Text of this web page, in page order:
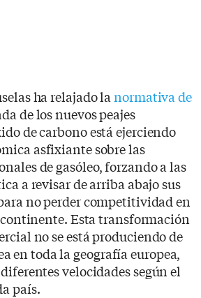
ha relajado lanormativa de
de los nuevos peajes
de carbono está ejerciendo
asfixiante sobre las
de gasóleo, forzando a las
a revisar de arriba abajo sus
no perder competitividad en
Esta transformación
no se está produciendo de
en toda la geografía europea,
velocidades según el
país.